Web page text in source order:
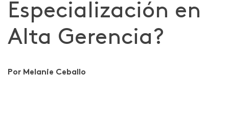
Especialización en
Alta Gerencia?
Por Melanie Ceballo